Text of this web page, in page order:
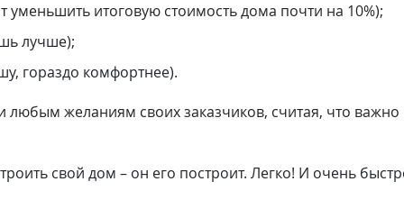
итоговую стоимость дома почти на 10%);
лучше);
гораздо комфортнее).
любым желаниям своих заказчиков, считая, что
свой дом – он его построит. Легко! И очень